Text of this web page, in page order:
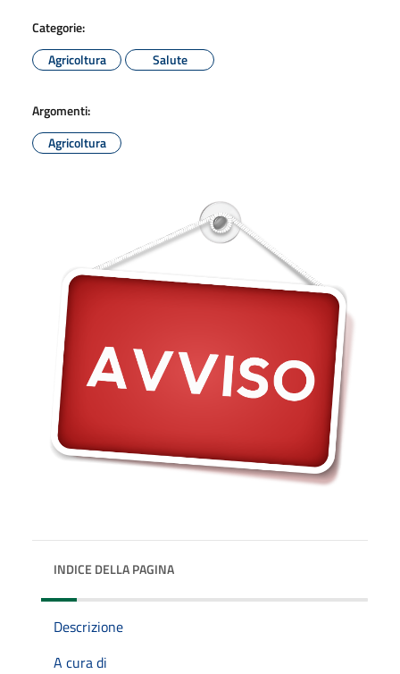
Categorie:
Agricoltura
Salute
Argomenti:
Agricoltura
INDICE DELLA PAGINA
Descrizione
A cura di